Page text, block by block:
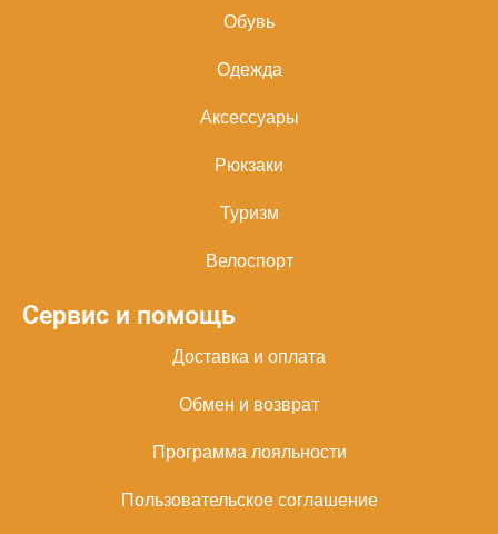
Обувь
Одежда
Аксессуары
Рюкзаки
Туризм
Велоспорт
Сервис и помощь
Доставка и оплата
Обмен и возврат
Программа лояльности
Пользовательское соглашение